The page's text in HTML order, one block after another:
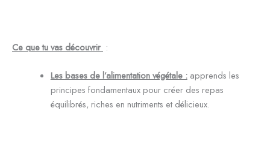
Ce que tu vas découvrir :
Les bases de l’alimentation végétale :apprends les
principes fondamentaux pour créer des repas
équilibrés, riches en nutriments et délicieux.